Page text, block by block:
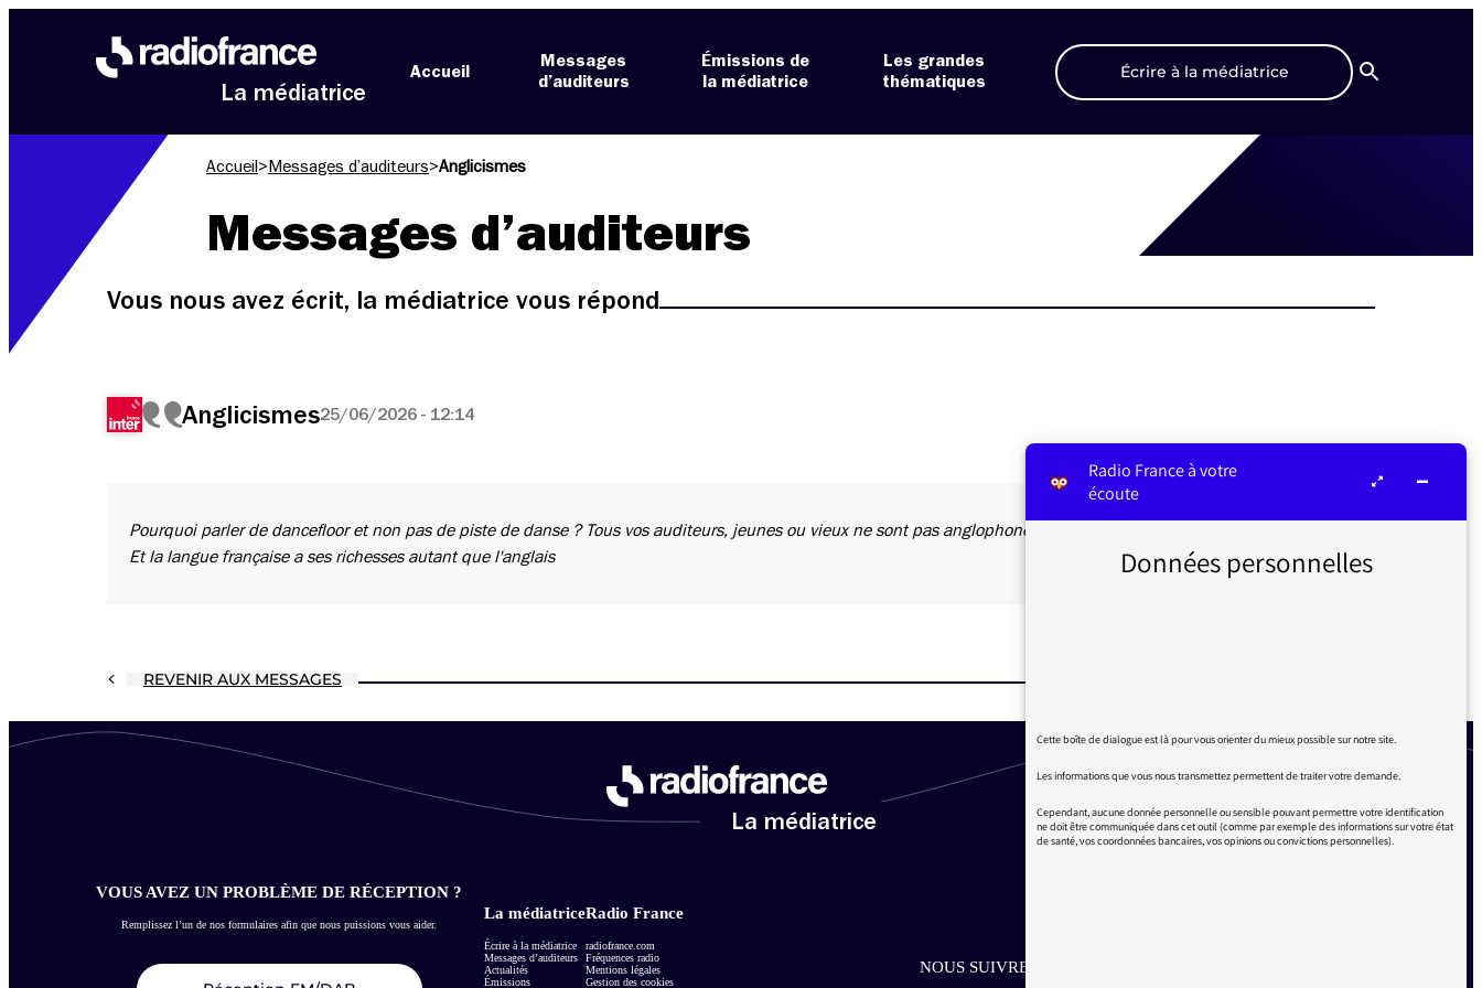
La médiatrice
Accueil
Messages
d’auditeurs
Émissions de
la médiatrice
Les grandes
thématiques
Écrire à la médiatrice
Recherche
Accueil > Messages d’auditeurs>Anglicismes
Messages d’auditeurs
Vous nous avez écrit, la médiatrice vous répond
Anglicismes25/06/2026 - 12:14
Pourquoi parler de dancefloor et non pas de piste de danse ? Tous vos auditeurs, jeunes ou vieux ne sont pas anglophones.
Et la langue française a ses richesses autant que l'anglais
REVENIR AUX MESSAGES
La médiatrice
VOUS AVEZ UN PROBLÈME DE RÉCEPTION ?
Remplissez l’un de nos formulaires afin que nous puissions vous aider.
La médiatrice
Écrire à la médiatrice
Messages d’auditeurs
Actualités
Émissions
Radio France
radiofrance.com
Fréquences radio
Mentions légales
Gestion des cookies
NOUS SUIVRE SUR LES RÉSEAUX
Radio France à votre
écoute
Données personnelles
Cette boîte de dialogue est là pour vous orienter du mieux possible sur notre site.
Les informations que vous nous transmettez permettent de traiter votre demande.
Cependant, aucune donnée personnelle ou sensible pouvant permettre votre identification
ne doit être communiquée dans cet outil (comme par exemple des informations sur votre état
de santé, vos coordonnées bancaires, vos opinions ou convictions personnelles).